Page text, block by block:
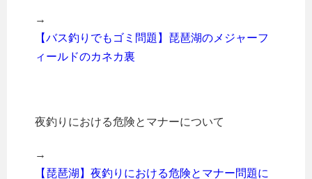
→
【バス釣りでもゴミ問題】琵琶湖のメジャーフ
ィールドのカネカ裏
夜釣りにおける危険とマナーについて
→
【琵琶湖】夜釣りにおける危険とマナー問題に